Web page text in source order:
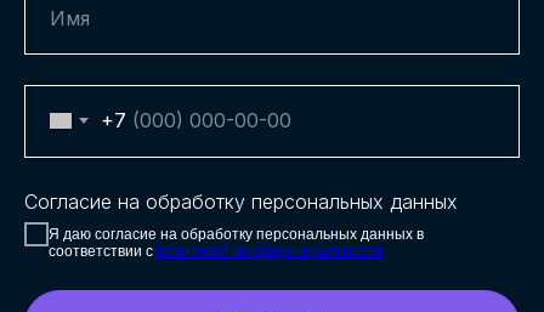
+7
Согласие на обработку персональных данных
Я даю согласие на обработку персональных данных в
соответствии с политикой конфиденциальности